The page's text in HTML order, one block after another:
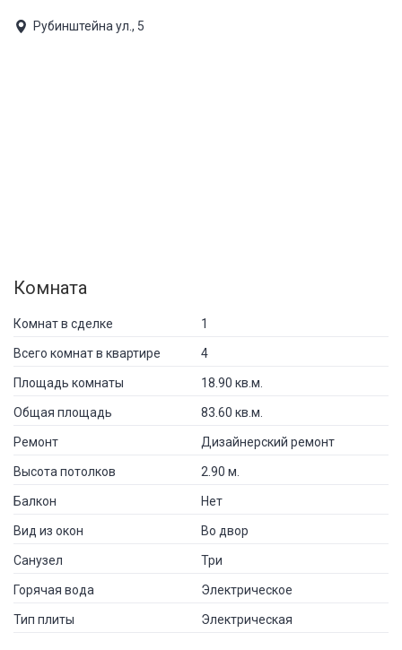
Рубинштейна ул., 5
Комната
Комнат в сделке 1
Всего комнат в квартире 4
Площадь комнаты 18.90 кв.м.
Общая площадь 83.60 кв.м.
Ремонт Дизайнерский ремонт
Высота потолков 2.90 м.
Балкон Нет
Вид из окон Во двор
Санузел Три
Горячая вода Электрическое
Тип плиты Электрическая